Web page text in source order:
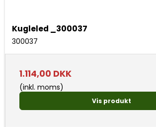
Kugleled _300037
300037
1.114,00 DKK
(inkl. moms)
Vis produkt